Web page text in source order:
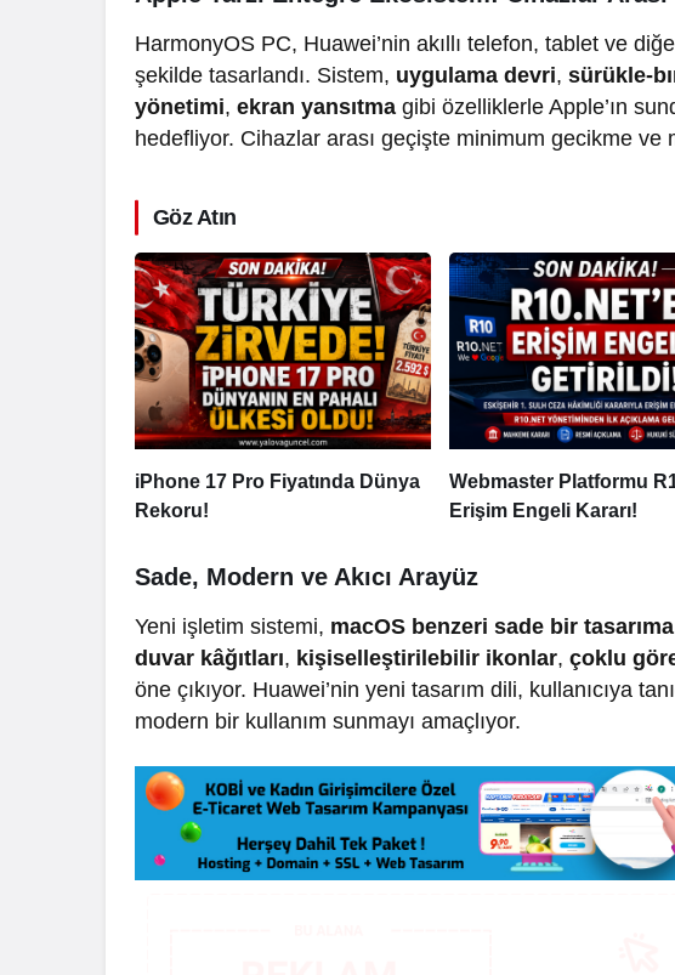
HarmonyOS PC, Huawei’nin akıllı telefon, tablet ve
şekilde tasarlandı. Sistem, uygulama devri,sürükle-
yönetimi,ekran yansıtma gibi özelliklerle Apple’ın
hedefliyor. Cihazlar arası geçişte minimum gecikme ve
Göz Atın
iPhone 17 Pro Fiyatında Dünya
Rekoru!
Webmaster Platformu
Erişim Engeli Kararı!
Sade, Modern ve Akıcı Arayüz
Yeni işletim sistemi, macOS benzeri sade bir tasarıma
duvar kâğıtları, kişiselleştirilebilir ikonlar,çoklu
öne çıkıyor. Huawei’nin yeni tasarım dili, kullanıcıya
modern bir kullanım sunmayı amaçlıyor.